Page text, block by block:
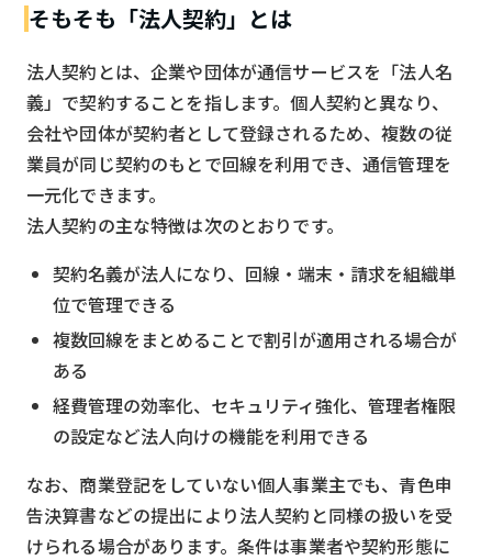
そもそも「法人契約」とは
法人契約とは、企業や団体が通信サービスを「法人名
義」で契約することを指します。個人契約と異なり、
会社や団体が契約者として登録されるため、複数の従
業員が同じ契約のもとで回線を利用でき、通信管理を
一元化できます。
法人契約の主な特徴は次のとおりです。
契約名義が法人になり、回線・端末・請求を組織単
位で管理できる
複数回線をまとめることで割引が適用される場合が
ある
経費管理の効率化、セキュリティ強化、管理者権限
の設定など法人向けの機能を利用できる
なお、商業登記をしていない個人事業主でも、青色申
告決算書などの提出により法人契約と同様の扱いを受
けられる場合があります。条件は事業者や契約形態に